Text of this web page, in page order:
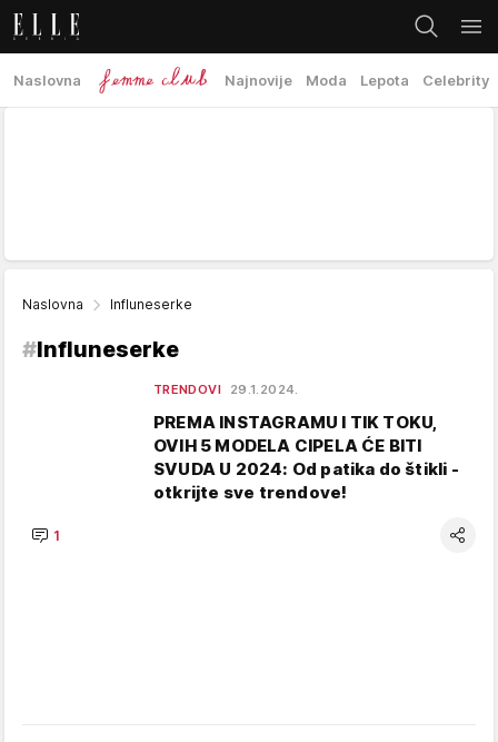
Naslovna Najnovije Moda Lepota Celebrity
Naslovna Influneserke
#Influneserke
TRENDOVI 29.1.2024.
PREMA INSTAGRAMU I TIK TOKU,
OVIH 5 MODELA CIPELA ĆE BITI
SVUDA U 2024: Od patika do štikli -
otkrijte sve trendove!
1